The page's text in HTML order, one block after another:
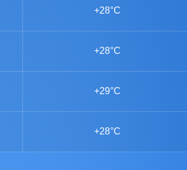
+28°C
+28°C
+29°C
+28°C